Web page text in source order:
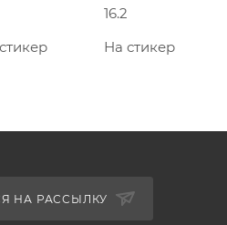
16.2
На стикер
НА РАССЫЛКУ